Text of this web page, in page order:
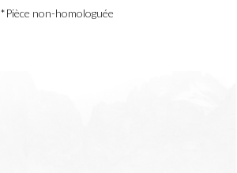
*Pièce non-homologuée